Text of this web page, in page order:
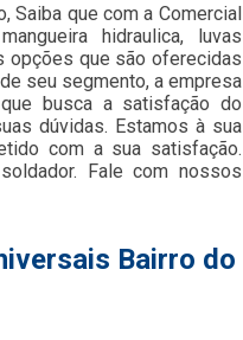
Saiba que com a Comercial
hidraulica, luvas
opções que são oferecidas
seu segmento, a empresa
busca a satisfação do
dúvidas. Estamos à sua
com a sua satisfação.
Fale com nossos
Bairro do